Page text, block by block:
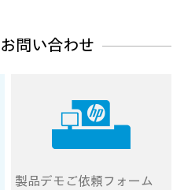
問い合わせ
製品デモ ご依頼フォーム